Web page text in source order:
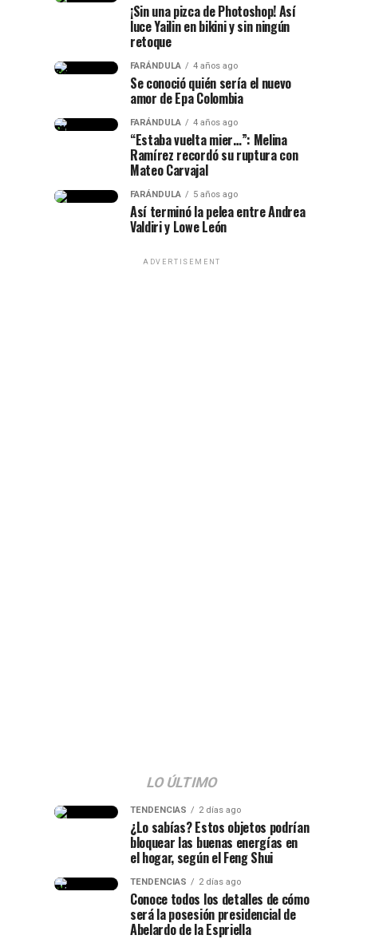
¡Sin una pizca de Photoshop! Así
luce Yailin en bikini y sin ningún
retoque
FARÁNDULA 4 años ago
Se conoció quién sería el nuevo
amor de Epa Colombia
FARÁNDULA 4 años ago
“Estaba vuelta mier…”: Melina
Ramírez recordó su ruptura con
Mateo Carvajal
FARÁNDULA 5 años ago
Así terminó la pelea entre Andrea
Valdiri y Lowe León
ADVERTISEMENT
LO ÚLTIMO
TENDENCIAS 2 días ago
¿Lo sabías? Estos objetos podrían
bloquear las buenas energías en
el hogar, según el Feng Shui
TENDENCIAS 2 días ago
Conoce todos los detalles de cómo
será la posesión presidencial de
Abelardo de la Espriella